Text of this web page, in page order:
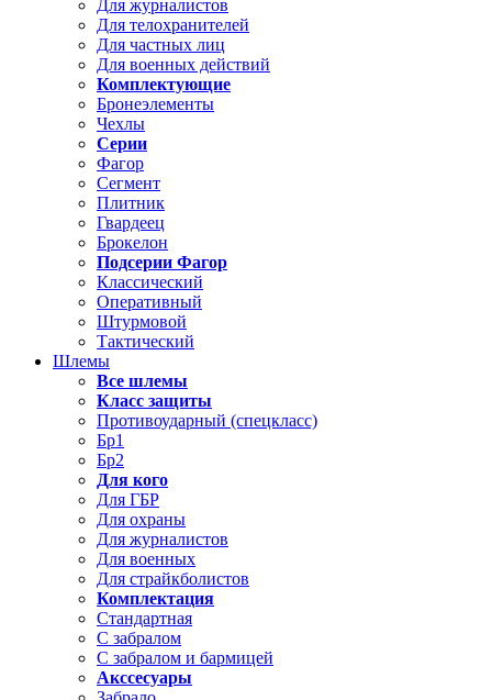
Для журналистов
Для телохранителей
Для частных лиц
Для военных действий
Комплектующие
Бронеэлементы
Чехлы
Серии
Фагор
Сегмент
Плитник
Гвардеец
Брокелон
Подсерии Фагор
Классический
Оперативный
Штурмовой
Тактический
Шлемы
Все шлемы
Класс защиты
Противоударный (спецкласс)
Бр1
Бр2
Для кого
Для ГБР
Для охраны
Для журналистов
Для военных
Для страйкболистов
Комплектация
Стандартная
С забралом
С забралом и бармицей
Акссесуары